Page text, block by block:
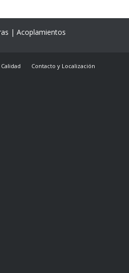
| Acoplamientos
Calidad Contacto y Localización